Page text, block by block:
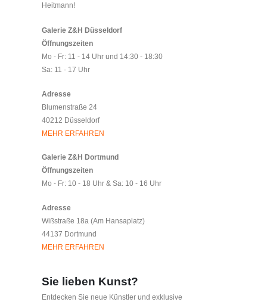
Heitmann!
Galerie Z&H Düsseldorf
Öffnungszeiten
Mo - Fr: 11 - 14 Uhr und 14:30 - 18:30
Sa: 11 - 17 Uhr
Adresse
Blumenstraße 24
40212 Düsseldorf
MEHR ERFAHREN
Galerie Z&H Dortmund
Öffnungszeiten
Mo - Fr: 10 - 18 Uhr & Sa: 10 - 16 Uhr
Adresse
Wißstraße 18a (Am Hansaplatz)
44137 Dortmund
MEHR ERFAHREN
Sie lieben Kunst?
Entdecken Sie neue Künstler und exklusive